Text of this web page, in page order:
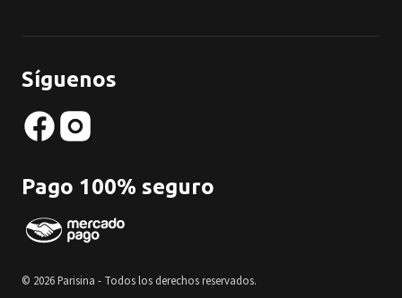
Síguenos
Pago 100% seguro
© 2026 Parisina - Todos los derechos reservados.